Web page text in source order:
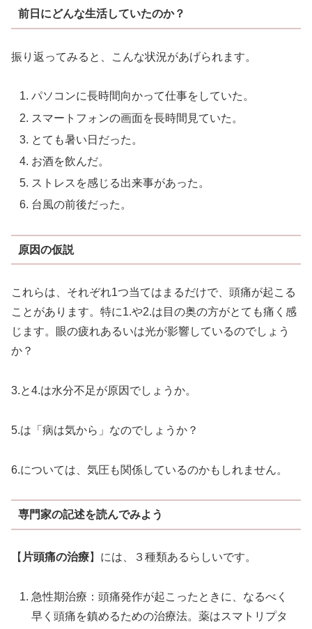
前日にどんな生活していたのか？
振り返ってみると、こんな状況があげられます。
パソコンに長時間向かって仕事をしていた。
スマートフォンの画面を長時間見ていた。
とても暑い日だった。
お酒を飲んだ。
ストレスを感じる出来事があった。
台風の前後だった。
原因の仮説
これらは、それぞれ1つ当てはまるだけで、頭痛が起こる
ことがあります。特に1.や2.は目の奥の方がとても痛く感
じます。眼の疲れあるいは光が影響しているのでしょう
か？
3.と4.は水分不足が原因でしょうか。
5.は「病は気から」なのでしょうか？
6.については、気圧も関係しているのかもしれません。
専門家の記述を読んでみよう
【 片頭痛の治療】には、３種類あるらしいです。
急性期治療：頭痛発作が起こったときに、なるべく
早く頭痛を鎮めるための治療法。薬はスマトリプタ